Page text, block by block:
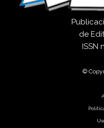
de
ISSN
©